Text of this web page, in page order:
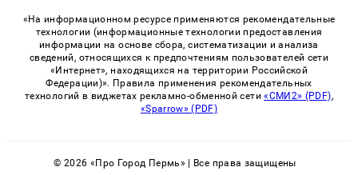
«На информационном ресурсе применяются рекомендательные
технологии (информационные технологии предоставления
информации на основе сбора, систематизации и анализа
сведений, относящихся к предпочтениям пользователей сети
«Интернет», находящихся на территории Российской
Федерации)». Правила применения рекомендательных
технологий в виджетах рекламно-обменной сети«СМИ2» (PDF),
«Sparrow» (PDF)
© 2026 «Про Город Пермь» | Все права защищены